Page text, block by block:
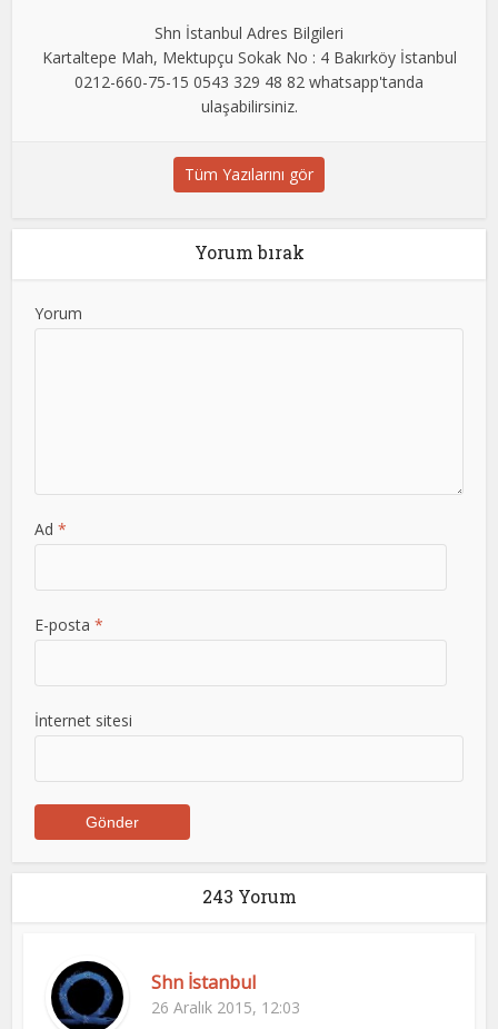
Shn İstanbul Adres Bilgileri
Kartaltepe Mah, Mektupçu Sokak No : 4 Bakırköy İstanbul
0212-660-75-15 0543 329 48 82 whatsapp'tanda
ulaşabilirsiniz.
Tüm Yazılarını gör
Yorum bırak
Yorum
Ad*
E-posta*
İnternet sitesi
243 Yorum
Shn İstanbul
26 Aralık 2015, 12:03